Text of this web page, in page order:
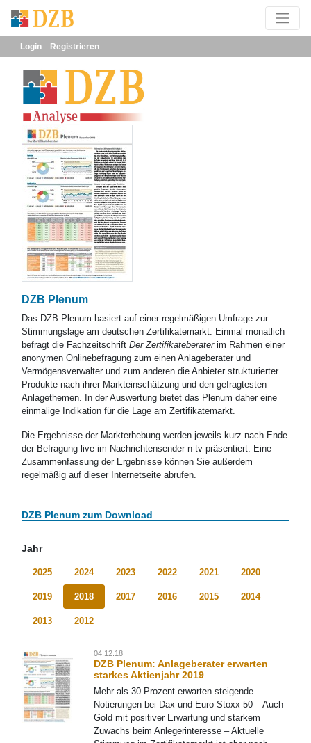
Login Registrieren
DZB Plenum
Das DZB Plenum basiert auf einer regelmäßigen Umfrage zur
Stimmungslage am deutschen Zertifikatemarkt. Einmal monatlich
befragt die Fachzeitschrift Der Zertifikateberaterim Rahmen einer
anonymen Onlinebefragung zum einen Anlageberater und
Vermögensverwalter und zum anderen die Anbieter strukturierter
Produkte nach ihrer Markteinschätzung und den gefragtesten
Anlagethemen. In der Auswertung bietet das Plenum daher eine
einmalige Indikation für die Lage am Zertifikatemarkt.
Die Ergebnisse der Markterhebung werden jeweils kurz nach Ende
der Befragung live im Nachrichtensender n-tv präsentiert. Eine
Zusammenfassung der Ergebnisse können Sie außerdem
regelmäßig auf dieser Internetseite abrufen.
DZB Plenum zum Download
Jahr
2025 2024 2023 2022 2021 2020
2019 2018 2017 2016 2015 2014
2013 2012
04.12.18
DZB Plenum: Anlageberater erwarten
starkes Aktienjahr 2019
Mehr als 30 Prozent erwarten steigende
Notierungen bei Dax und Euro Stoxx 50 – Auch
Gold mit positiver Erwartung und starkem
Zuwachs beim Anlegerinteresse – Aktuelle